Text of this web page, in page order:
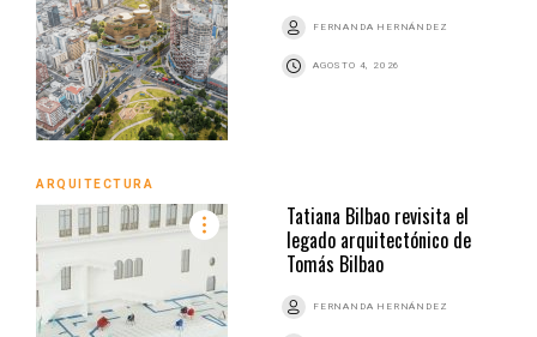
FERNANDA HERNÁNDEZ
AGOSTO 4, 2026
ARQUITECTURA
Tatiana Bilbao revisita el
legado arquitectónico de
Tomás Bilbao
FERNANDA HERNÁNDEZ